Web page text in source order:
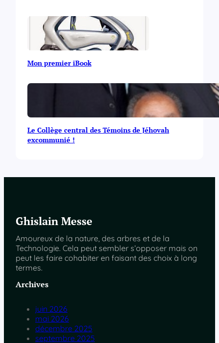
Mon premier iBook
Le Collège central des Témoins de Jéhovah
excommunié !
Ghislain Messe
Amoureux de la nature, des arbres et de la
Technologie. Cela peut sembler s’opposer mais on
peut les faire cohabiter en faisant des choix à long
termes.
Archives
juin 2026
mai 2026
décembre 2025
septembre 2025